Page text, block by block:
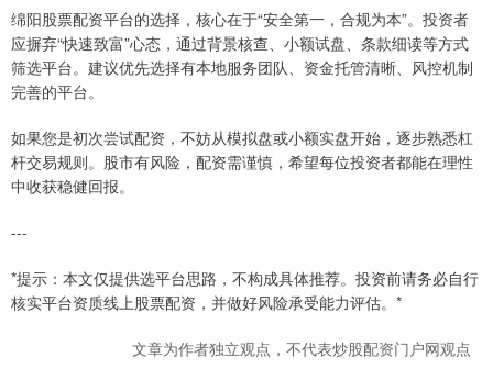
绵阳股票配资平台的选择，核心在于“安全第一，合规为本”。投资者
应摒弃“快速致富”心态，通过背景核查、小额试盘、条款细读等方式
筛选平台。建议优先选择有本地服务团队、资金托管清晰、风控机制
完善的平台。
如果您是初次尝试配资，不妨从模拟盘或小额实盘开始，逐步熟悉杠
杆交易规则。股市有风险，配资需谨慎，希望每位投资者都能在理性
中收获稳健回报。
---
*提示：本文仅提供选平台思路，不构成具体推荐。投资前请务必自行
核实平台资质线上股票配资，并做好风险承受能力评估。*
文章为作者独立观点，不代表炒股配资门户网观点